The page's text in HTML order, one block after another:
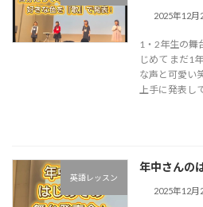
2025年12月
1・2年生の舞
じめて まだ1
な声と可愛い
上手に発表し
英語レッスン
年中さんの
2025年12月